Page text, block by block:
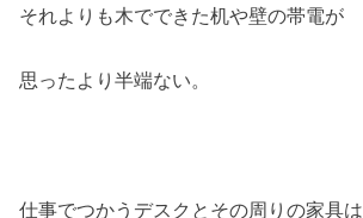
それよりも木でできた机や壁の帯電が
思ったより半端ない。
仕事でつかうデスクとその周りの家具は